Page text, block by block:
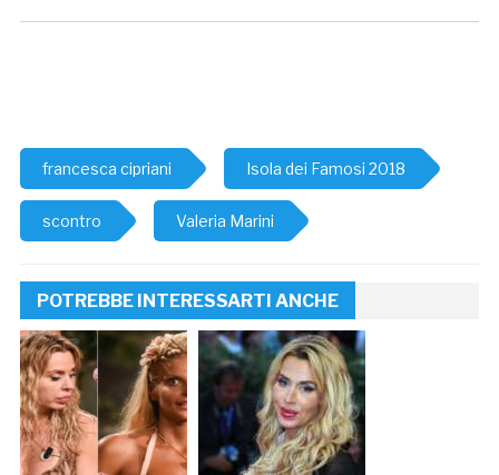
francesca cipriani Isola dei Famosi 2018
scontro Valeria Marini
POTREBBE INTERESSARTI ANCHE